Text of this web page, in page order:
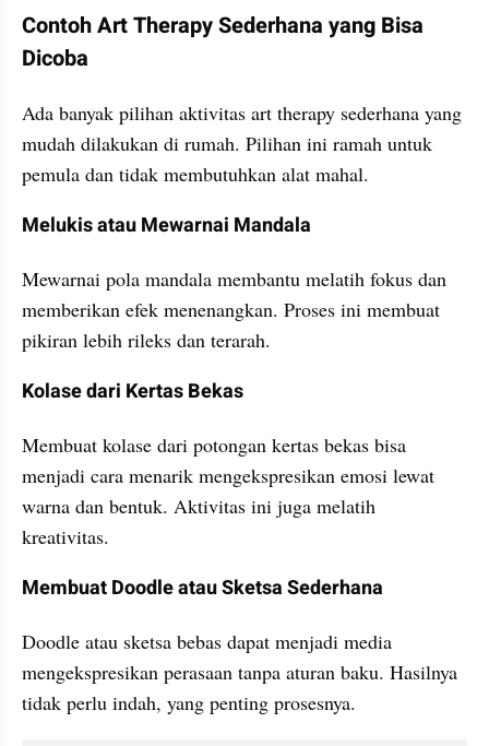
Contoh Art Therapy Sederhana yang Bisa
Dicoba
Ada banyak pilihan aktivitas art therapy sederhana yang
mudah dilakukan di rumah. Pilihan ini ramah untuk
pemula dan tidak membutuhkan alat mahal.
Melukis atau Mewarnai Mandala
Mewarnai pola mandala membantu melatih fokus dan
memberikan efek menenangkan. Proses ini membuat
pikiran lebih rileks dan terarah.
Kolase dari Kertas Bekas
Membuat kolase dari potongan kertas bekas bisa
menjadi cara menarik mengekspresikan emosi lewat
warna dan bentuk. Aktivitas ini juga melatih
kreativitas.
Membuat Doodle atau Sketsa Sederhana
Doodle atau sketsa bebas dapat menjadi media
mengekspresikan perasaan tanpa aturan baku. Hasilnya
tidak perlu indah, yang penting prosesnya.